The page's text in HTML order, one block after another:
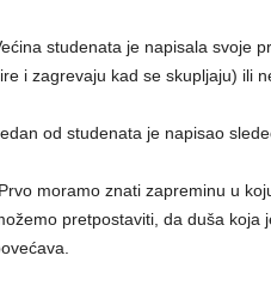
studenata je napisala svoje
i zagrevaju kad se skupljaju) ili
od studenata je napisao
„Prvo moramo znati zapreminu u
pretpostaviti, da duša koja